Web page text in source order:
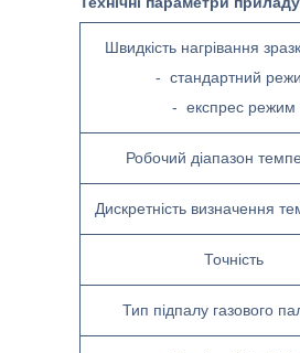
Швидкість нагрівання
- стандартний
- експрес режим
Робочий діапазон
Дискретність визначення
Точність
Тип підпалу газового